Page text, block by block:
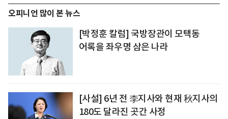
오피니언 많이 본 뉴스
[박정훈 칼럼] 국방장관이 모택동
어록을 좌우명 삼은 나라
[사설] 6년 전 李지사와 현재 秋지사의
180도 달라진 곳간 사정